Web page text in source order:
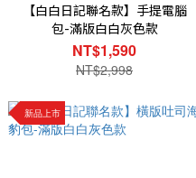
【白白日記聯名款】手提電腦
包-滿版白白灰色款
NT$1,590
NT$2,998
新品上市